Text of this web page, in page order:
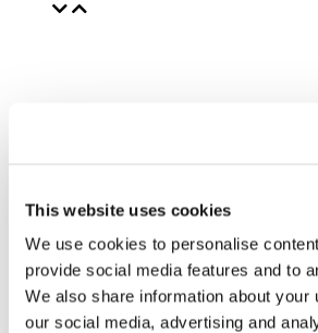
This website uses cookies
We use cookies to personalise
provide social media features and to
We also share information about your
our social media, advertising and